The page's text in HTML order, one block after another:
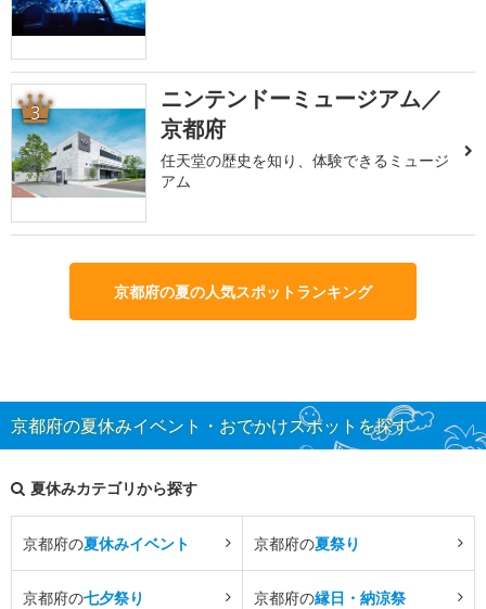
3
ニンテンドーミュージアム／
京都府
任天堂の歴史を知り、体験できるミュージ
アム
京都府の夏の人気スポットランキング
京都府の夏休みイベント・おでかけスポットを探す
夏休みカテゴリから探す
京都府の夏休みイベント 京都府の夏祭り
京都府の七夕祭り 京都府の縁日・納涼祭